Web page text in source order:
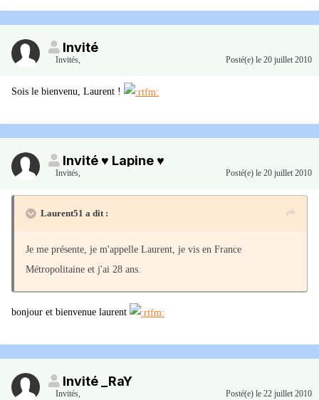
Invité
Invités, Posté(e) le 20 juillet 2010
Sois le bienvenu, Laurent !
Invité ♥ Lapine ♥
Invités, Posté(e) le 20 juillet 2010
Laurent51 a dit :
Je me présente, je m'appelle Laurent, je vis en France
Métropolitaine et j'ai 28 ans.
bonjour et bienvenue laurent
Invité _RaY
Invités, Posté(e) le 22 juillet 2010